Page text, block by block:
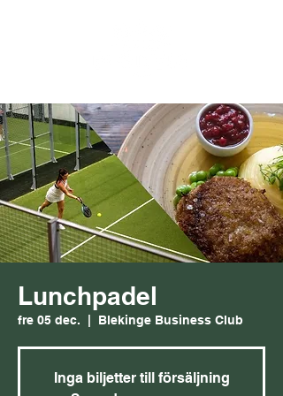
Lunchpadel
fre 05 dec. Blekinge Business Club
Inga biljetter till försäljning